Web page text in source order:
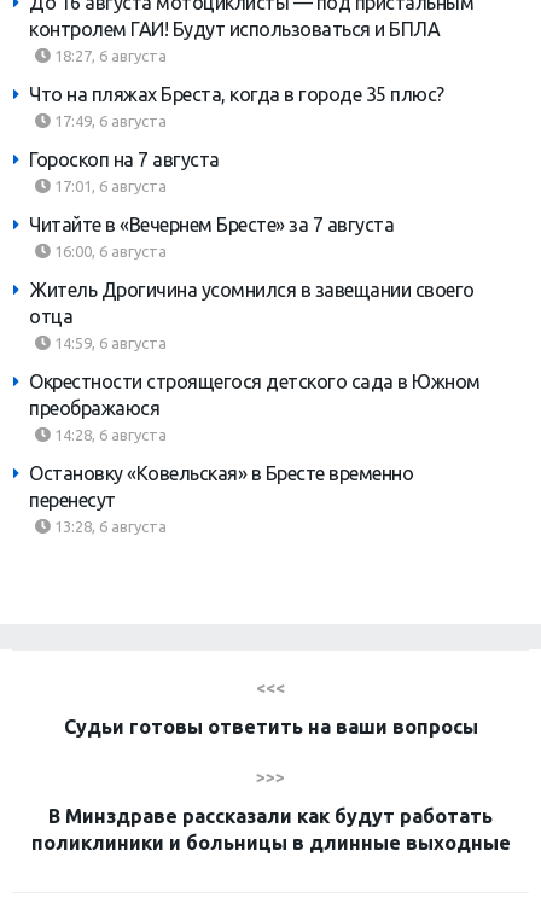
контролем ГАИ! Будут использоваться и БПЛА
18:27, 6 августа
Что на пляжах Бреста, когда в городе 35 плюс?
17:49, 6 августа
Гороскоп на 7 августа
17:01, 6 августа
Читайте в «Вечернем Бресте» за 7 августа
16:00, 6 августа
Житель Дрогичина усомнился в завещании своего
отца
14:59, 6 августа
Окрестности строящегося детского сада в Южном
преображаюся
14:28, 6 августа
Остановку «Ковельская» в Бресте временно
перенесут
13:28, 6 августа
<<<
Судьи готовы ответить на ваши вопросы
>>>
В Минздраве рассказали как будут работать
поликлиники и больницы в длинные выходные